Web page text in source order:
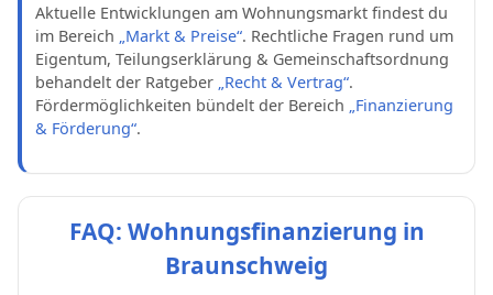
Aktuelle Entwicklungen am Wohnungsmarkt findest du
im Bereich
„Markt & Preise“. Rechtliche Fragen rund um
Eigentum, Teilungserklärung & Gemeinschaftsordnung
behandelt der Ratgeber „Recht & Vertrag“.
Fördermöglichkeiten bündelt der Bereich
„Finanzierung
& Förderung“.
FAQ: Wohnungsfinanzierung in
Braunschweig